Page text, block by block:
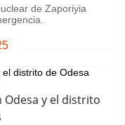
de Zaporiyia
Odesa y el distrito